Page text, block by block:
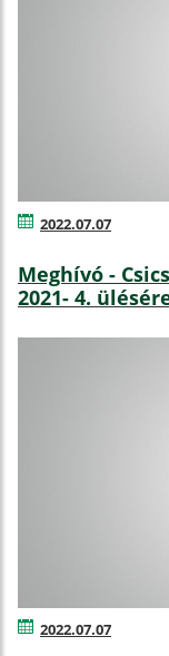
2022.07.07
Meghívó -
2021- 4.
2022.07.07